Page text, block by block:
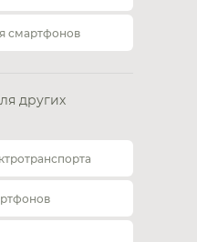
смартфонов
других